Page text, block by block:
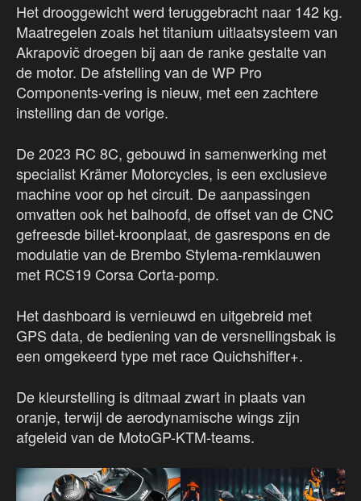
Het drooggewicht werd teruggebracht naar 142 kg.
Maatregelen zoals het titanium uitlaatsysteem van
Akrapovič droegen bij aan de ranke gestalte van
de motor. De afstelling van de WP Pro
Components-vering is nieuw, met een zachtere
instelling dan de vorige.
De 2023 RC 8C, gebouwd in samenwerking met
specialist Krämer Motorcycles, is een exclusieve
machine voor op het circuit. De aanpassingen
omvatten ook het balhoofd, de offset van de CNC
gefreesde billet-kroonplaat, de gasrespons en de
modulatie van de Brembo Stylema-remklauwen
met RCS19 Corsa Corta-pomp.
Het dashboard is vernieuwd en uitgebreid met
GPS data, de bediening van de versnellingsbak is
een omgekeerd type met race Quichshifter+.
De kleurstelling is ditmaal zwart in plaats van
oranje, terwijl de aerodynamische wings zijn
afgeleid van de MotoGP-KTM-teams.